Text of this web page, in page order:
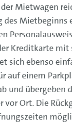
der Mietwagen
des
Kreditkarte mit
sich ebenso
auf einem
und übergeben
Ort. Die